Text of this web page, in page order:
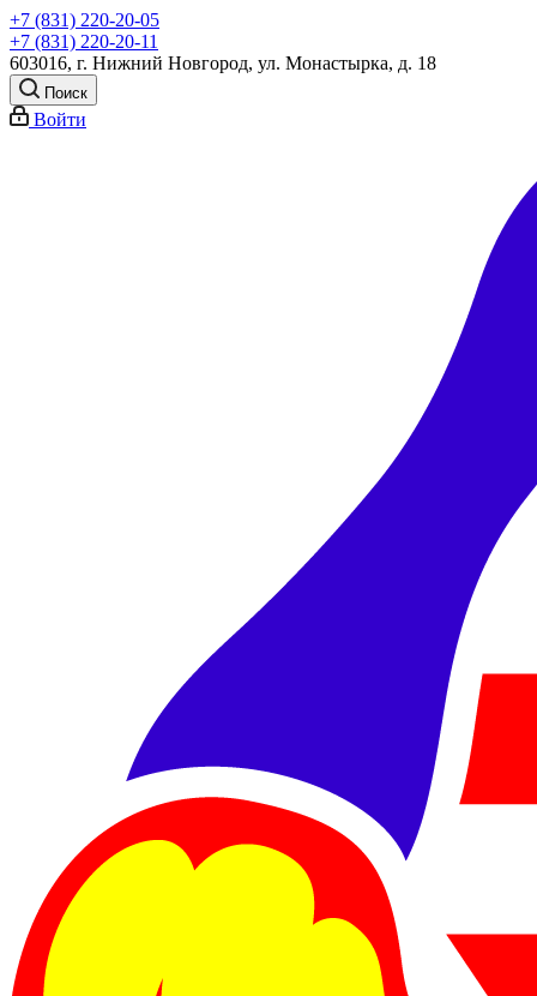
+7 (831) 220-20-05
+7 (831) 220-20-11
603016, г. Нижний Новгород, ул. Монастырка, д. 18
Поиск
Войти